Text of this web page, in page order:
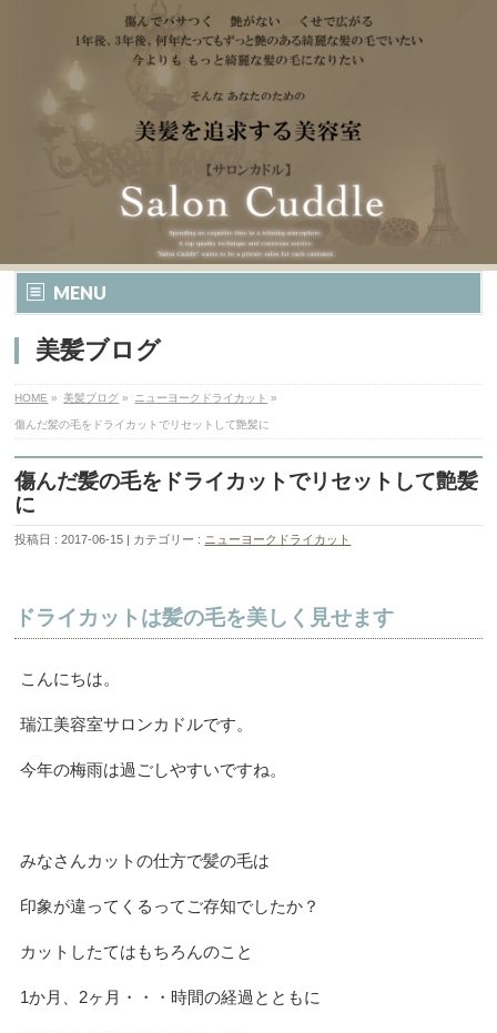
MENU
美髪ブログ
HOME » 美髪ブログ » ニューヨークドライカット »
傷んだ髪の毛をドライカットでリセットして艶髪に
傷んだ髪の毛をドライカットでリセットして艶髪
に
投稿日 : 2017-06-15 カテゴリー : ニューヨークドライカット
ドライカットは髪の毛を美しく見せます
こんにちは。
瑞江美容室サロンカドルです。
今年の梅雨は過ごしやすいですね。
みなさんカットの仕方で髪の毛は
印象が違ってくるってご存知でしたか？
カットしたてはもちろんのこと
1か月、2ヶ月・・・時間の経過とともに